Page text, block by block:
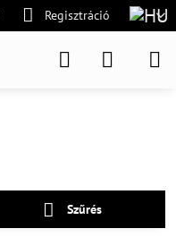
Regisztráció
Szűrés